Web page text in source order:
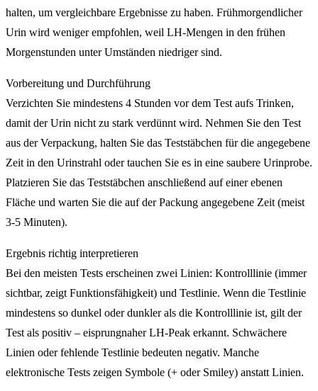
halten, um vergleichbare Ergebnisse zu haben. Frühmorgendlicher
Urin wird weniger empfohlen, weil LH-Mengen in den frühen
Morgenstunden unter Umständen niedriger sind.
Vorbereitung und Durchführung
Verzichten Sie mindestens 4 Stunden vor dem Test aufs Trinken,
damit der Urin nicht zu stark verdünnt wird. Nehmen Sie den Test
aus der Verpackung, halten Sie das Teststäbchen für die angegebene
Zeit in den Urinstrahl oder tauchen Sie es in eine saubere Urinprobe.
Platzieren Sie das Teststäbchen anschließend auf einer ebenen
Fläche und warten Sie die auf der Packung angegebene Zeit (meist
3-5 Minuten).
Ergebnis richtig interpretieren
Bei den meisten Tests erscheinen zwei Linien: Kontrolllinie (immer
sichtbar, zeigt Funktionsfähigkeit) und Testlinie. Wenn die Testlinie
mindestens so dunkel oder dunkler als die Kontrolllinie ist, gilt der
Test als positiv – eisprungnaher LH-Peak erkannt. Schwächere
Linien oder fehlende Testlinie bedeuten negativ. Manche
elektronische Tests zeigen Symbole (+ oder Smiley) anstatt Linien.